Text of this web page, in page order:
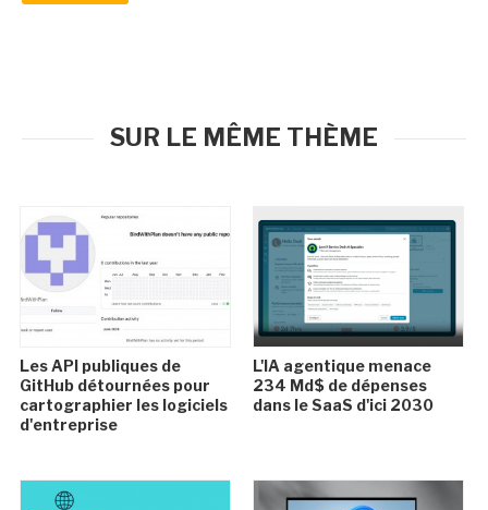
SUR LE MÊME THÈME
Les API publiques de
GitHub détournées pour
cartographier les logiciels
d'entreprise
L'IA agentique menace
234 Md$ de dépenses
dans le SaaS d'ici 2030